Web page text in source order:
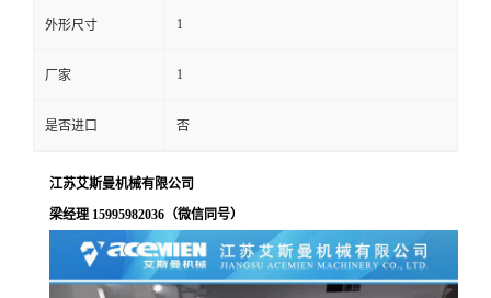
外形尺寸 1
厂家 1
是否进口 否
江苏艾斯曼机械有限公司
梁经理 15995982036（微信同号）